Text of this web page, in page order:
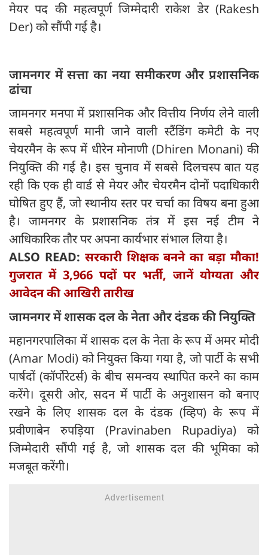
मेयर पद की महत्वपूर्ण जिम्मेदारी राकेश डेर (Rakesh
Der) को सौंपी गई है।
जामनगर में सत्ता का नया समीकरण और प्रशासनिक
ढांचा
जामनगर मनपा में प्रशासनिक और वित्तीय निर्णय लेने वाली
सबसे महत्वपूर्ण मानी जाने वाली स्टैंडिंग कमेटी के नए
चेयरमैन के रूप में धीरेन मोनाणी (Dhiren Monani) की
नियुक्ति की गई है। इस चुनाव में सबसे दिलचस्प बात यह
रही कि एक ही वार्ड से मेयर और चेयरमैन दोनों पदाधिकारी
घोषित हुए हैं, जो स्थानीय स्तर पर चर्चा का विषय बना हुआ
है। जामनगर के प्रशासनिक तंत्र में इस नई टीम ने
आधिकारिक तौर पर अपना कार्यभार संभाल लिया है।
ALSO READ: सरकारी शिक्षक बनने का बड़ा मौका!
गुजरात में 3,966 पदों पर भर्ती, जानें योग्यता और
आवेदन की आखिरी तारीख
जामनगर में शासक दल के नेता और दंडक की नियुक्ति
महानगरपालिका में शासक दल के नेता के रूप में अमर मोदी
(Amar Modi) को नियुक्त किया गया है, जो पार्टी के सभी
पार्षदों (कॉर्पोरेटर्स) के बीच समन्वय स्थापित करने का काम
करेंगे। दूसरी ओर, सदन में पार्टी के अनुशासन को बनाए
रखने के लिए शासक दल के दंडक (व्हिप) के रूप में
प्रवीणाबेन रुपड़िया (Pravinaben Rupadiya) को
जिम्मेदारी सौंपी गई है, जो शासक दल की भूमिका को
मजबूत करेंगी।